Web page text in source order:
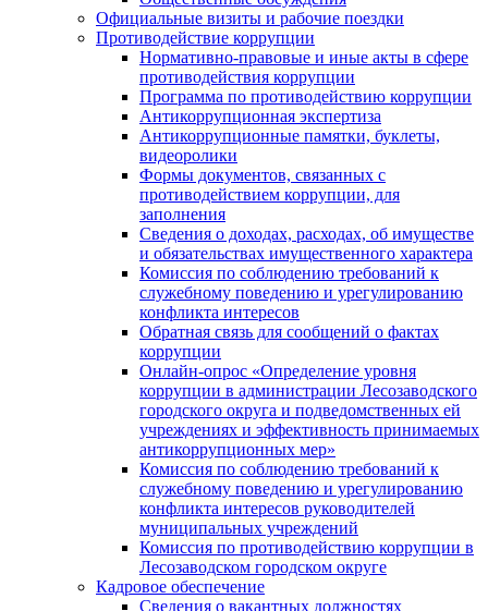
Официальные визиты и рабочие поездки
Противодействие коррупции
Нормативно-правовые и иные акты в сфере
противодействия коррупции
Программа по противодействию коррупции
Антикоррупционная экспертиза
Антикоррупционные памятки, буклеты,
видеоролики
Формы документов, связанных с
противодействием коррупции, для
заполнения
Сведения о доходах, расходах, об имуществе
и обязательствах имущественного характера
Комиссия по соблюдению требований к
служебному поведению и урегулированию
конфликта интересов
Обратная связь для сообщений о фактах
коррупции
Онлайн-опрос «Определение уровня
коррупции в администрации Лесозаводского
городского округа и подведомственных ей
учреждениях и эффективность принимаемых
антикоррупционных мер»
Комиссия по соблюдению требований к
служебному поведению и урегулированию
конфликта интересов руководителей
муниципальных учреждений
Комиссия по противодействию коррупции в
Лесозаводском городском округе
Кадровое обеспечение
Сведения о вакантных должностях